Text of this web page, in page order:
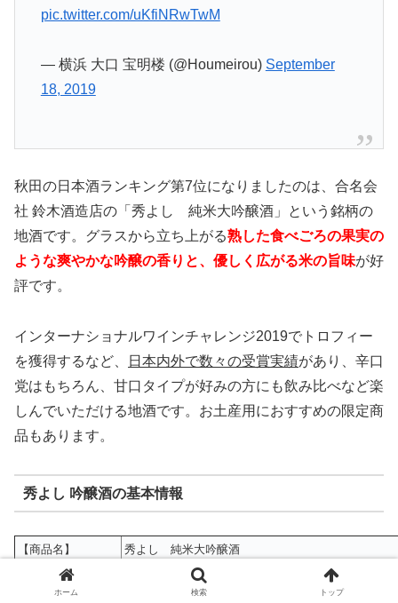
pic.twitter.com/uKfiNRwTwM
— 横浜 大口 宝明楼 (@Houmeirou) September
18, 2019
秋田の日本酒ランキング第7位になりましたのは、合名会
社 鈴木酒造店の「秀よし 純米大吟醸酒」という銘柄の
地酒です。グラスから立ち上がる熟した食べごろの果実の
ような爽やかな吟醸の香りと、優しく広がる米の旨味が好
評です。
インターナショナルワインチャレンジ2019でトロフィー
を獲得するなど、
日本内外で数々の受賞実績があり、辛口
党はもちろん、甘口タイプが好みの方にも飲み比べなど楽
しんでいただける地酒です。お土産用におすすめの限定商
品もあります。
秀よし 吟醸酒の基本情報
【商品名】
秀よし 純米大吟醸酒
【蔵元】
合名会社 鈴木酒造店
ホーム 検索 トップ